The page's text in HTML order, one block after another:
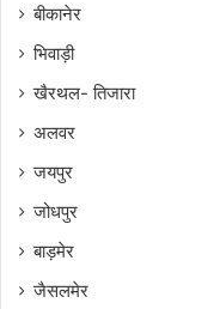
बीकानेर
भिवाड़ी
खैरथल- तिजारा
अलवर
जयपुर
जोधपुर
बाड़मेर
जैसलमेर